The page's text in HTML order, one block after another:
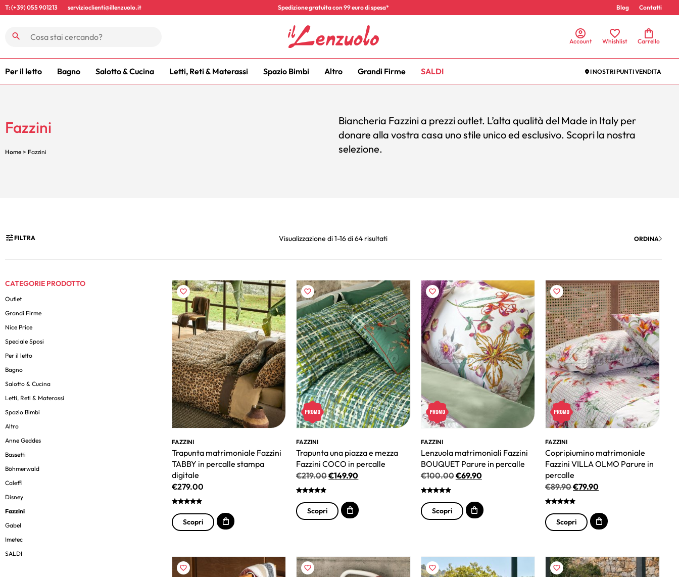
T: (+39) 055 901213 servizioclienti@illenzuolo.it Spedizione gratuita con 99 euro di spesa* Blog Contatti
Account Whishlist Carrello
Per il letto Bagno Salotto & Cucina Letti, Reti & Materassi Spazio Bimbi Altro Grandi Firme SALDI I NOSTRI PUNTI VENDITA
Fazzini
Home > Fazzini
Biancheria Fazzini a prezzi outlet. L’alta qualità del Made in Italy per
donare alla vostra casa uno stile unico ed esclusivo. Scopri la nostra
selezione.
FILTRA Visualizzazione di 1-16 di 64 risultati ORDINA
CATEGORIE PRODOTTO
Outlet
Grandi Firme
Nice Price
Speciale Sposi
Per il letto
Bagno
Salotto & Cucina
Letti, Reti & Materassi
Spazio Bimbi
Altro
Anne Geddes
Bassetti
Böhmerwald
Caleffi
Disney
Fazzini
Gabel
Imetec
SALDI
FAZZINI
Trapunta matrimoniale Fazzini
TABBY in percalle stampa
digitale
€279.00
Scopri
FAZZINI
Trapunta una piazza e mezza
Fazzini COCO in percalle
€219.00€149.90
Scopri
FAZZINI
Lenzuola matrimoniali Fazzini
BOUQUET Parure in percalle
€100.00€69.90
Scopri
FAZZINI
Copripiumino matrimoniale
Fazzini VILLA OLMO Parure in
percalle
€89.90€79.90
Scopri